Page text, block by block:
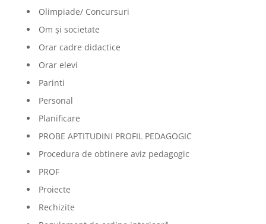
Olimpiade/ Concursuri
Om și societate
Orar cadre didactice
Orar elevi
Parinti
Personal
Planificare
PROBE APTITUDINI PROFIL PEDAGOGIC
Procedura de obtinere aviz pedagogic
PROF
Proiecte
Rechizite